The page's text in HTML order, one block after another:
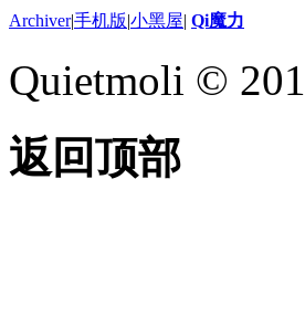
Archiver|手机版|小黑屋| Qi魔力
Quietmoli ©
返回顶部